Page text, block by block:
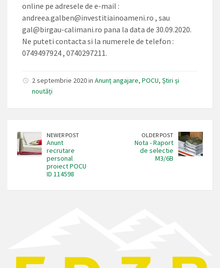
online pe adresele de e-mail :
andreea.galben@investitiainoameni.ro , sau
gal@birgau-calimani.ro pana la data de 30.09.2020.
Ne puteti contacta si la numerele de telefon :
0749497924 , 0740297211.
2 septembrie 2020 in Anunț angajare, POCU, Știri și
noutăți
NEWER POST
Anunt
recrutare
personal
proiect POCU
ID 114598
OLDER POST
Nota - Raport
de selectie
M3/6B